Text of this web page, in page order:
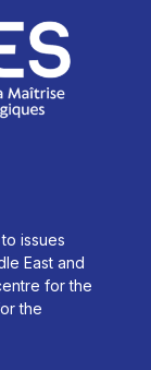
issues
East and
for the
the